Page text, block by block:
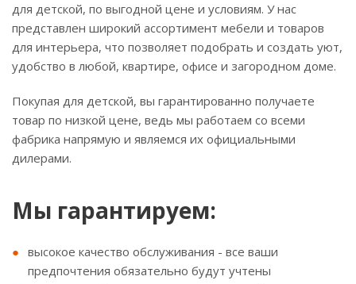
для детской, по выгодной цене и условиям. У нас
представлен широкий ассортимент мебели и товаров
для интерьера, что позволяет подобрать и создать уют,
удобство в любой, квартире, офисе и загородном доме.
Покупая для детской, вы гарантированно получаете
товар по низкой цене, ведь мы работаем со всеми
фабрика напрямую и являемся их официальными
дилерами.
Мы гарантируем:
высокое качество обслуживания - все ваши
предпочтения обязательно будут учтены